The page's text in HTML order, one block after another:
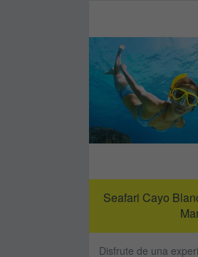
Seafari Cayo
Disfrute de una